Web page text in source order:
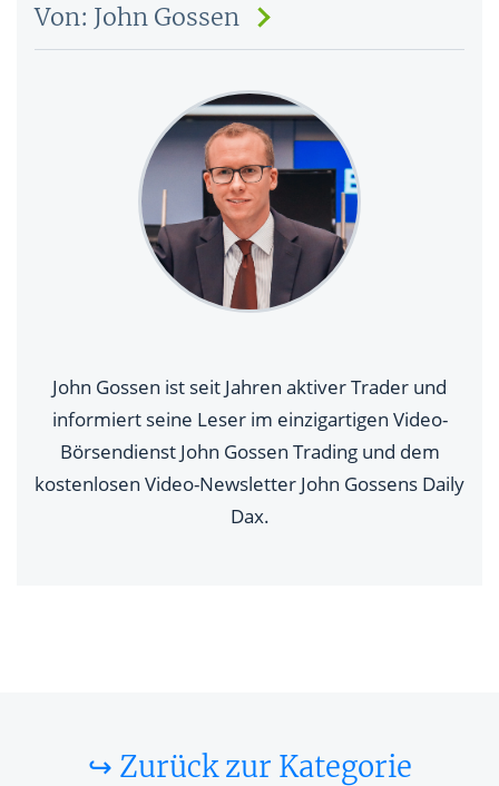
Von: John Gossen
John Gossen ist seit Jahren aktiver Trader und
informiert seine Leser im einzigartigen Video-
Börsendienst John Gossen Trading und dem
kostenlosen Video-Newsletter John Gossens Daily
Dax.
↪ Zurück zur Kategorie